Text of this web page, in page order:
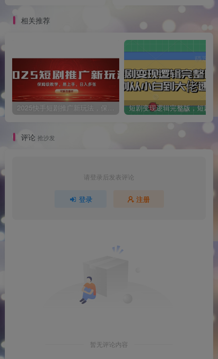
相关推荐
2025快手短剧推广新玩法，保姆级教学，日入多张，可矩阵操作
评论 抢沙发
请登录后发表评论
登录 注册
暂无评论内容